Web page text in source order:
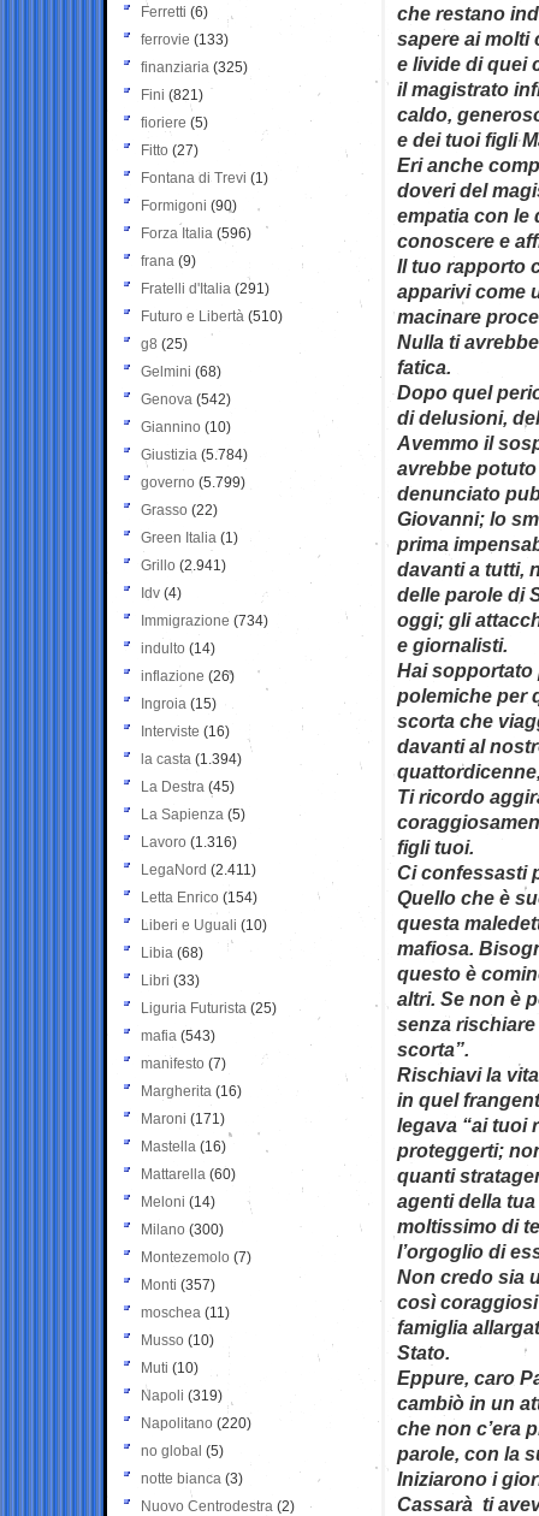
che restano
sapere ai molti
e livide di quei
il magistrato
caldo,
e dei tuoi figli
Eri anche
doveri del
empatia con le
conoscere e
Il tuo rapporto
apparivi come
macinare
Nulla ti
fatica.
Dopo quel
di delusioni,
Avemmo il
avrebbe
denunciato
Giovanni; lo
prima
davanti a tutti,
delle parole di
oggi; gli
e giornalisti.
Hai sopportato
polemiche per
scorta che
davanti al
Ti ricordo
figli tuoi.
Ci confessasti
Quello che è
questa
mafiosa.
questo è
altri. Se non è
senza
scorta”.
Rischiavi la
in quel
legava “ai tuoi
proteggerti;
quanti
agenti della
moltissimo di
l’orgoglio di
Non credo sia
così
famiglia
Stato.
Eppure, caro
cambiò in un
che non c’era
parole, con la
Iniziarono i
Cassarà ti
Ferretti (6)
ferrovie (133)
finanziaria (325)
Fini (821)
fioriere (5)
Fitto (27)
Fontana di Trevi (1)
Formigoni (90)
Forza Italia (596)
frana (9)
Fratelli d'Italia (291)
Futuro e Libertà (510)
g8 (25)
Gelmini (68)
Genova (542)
Giannino (10)
Giustizia (5.784)
governo (5.799)
Grasso (22)
Green Italia (1)
Grillo (2.941)
Idv (4)
Immigrazione (734)
indulto (14)
inflazione (26)
Ingroia (15)
Interviste (16)
la casta (1.394)
La Destra (45)
La Sapienza (5)
Lavoro (1.316)
LegaNord (2.411)
Letta Enrico (154)
Liberi e Uguali (10)
Libia (68)
Libri (33)
Liguria Futurista (25)
mafia (543)
manifesto (7)
Margherita (16)
Maroni (171)
Mastella (16)
Mattarella (60)
Meloni (14)
Milano (300)
Montezemolo (7)
Monti (357)
moschea (11)
Musso (10)
Muti (10)
Napoli (319)
Napolitano (220)
no global (5)
notte bianca (3)
Nuovo Centrodestra (2)